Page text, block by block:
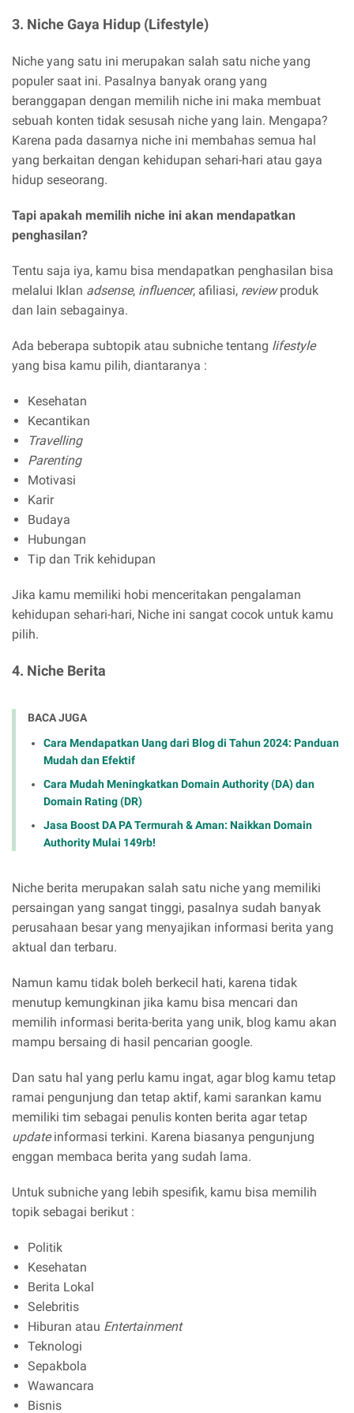
3. Niche Gaya Hidup (Lifestyle)
Niche yang satu ini merupakan salah satu niche yang
populer saat ini. Pasalnya banyak orang yang
beranggapan dengan memilih niche ini maka membuat
sebuah konten tidak sesusah niche yang lain. Mengapa?
Karena pada dasarnya niche ini membahas semua hal
yang berkaitan dengan kehidupan sehari-hari atau gaya
hidup seseorang.
Tapi apakah memilih niche ini akan mendapatkan
penghasilan?
Tentu saja iya, kamu bisa mendapatkan penghasilan bisa
melalui Iklan adsense, influencer, afiliasi, reviewproduk
dan lain sebagainya.
Ada beberapa subtopik atau subniche tentang lifestyle
yang bisa kamu pilih, diantaranya :
Kesehatan
Kecantikan
Travelling
Parenting
Motivasi
Karir
Budaya
Hubungan
Tip dan Trik kehidupan
Jika kamu memiliki hobi menceritakan pengalaman
kehidupan sehari-hari, Niche ini sangat cocok untuk kamu
pilih.
4. Niche Berita
BACA JUGA
Cara Mendapatkan Uang dari Blog di Tahun 2024: Panduan
Mudah dan Efektif
Cara Mudah Meningkatkan Domain Authority (DA) dan
Domain Rating (DR)
Jasa Boost DA PA Termurah & Aman: Naikkan Domain
Authority Mulai 149rb!
Niche berita merupakan salah satu niche yang memiliki
persaingan yang sangat tinggi, pasalnya sudah banyak
perusahaan besar yang menyajikan informasi berita yang
aktual dan terbaru.
Namun kamu tidak boleh berkecil hati, karena tidak
menutup kemungkinan jika kamu bisa mencari dan
memilih informasi berita-berita yang unik, blog kamu akan
mampu bersaing di hasil pencarian google.
Dan satu hal yang perlu kamu ingat, agar blog kamu tetap
ramai pengunjung dan tetap aktif, kami sarankan kamu
memiliki tim sebagai penulis konten berita agar tetap
updateinformasi terkini. Karena biasanya pengunjung
enggan membaca berita yang sudah lama.
Untuk subniche yang lebih spesifik, kamu bisa memilih
topik sebagai berikut :
Politik
Kesehatan
Berita Lokal
Selebritis
Hiburan atau Entertainment
Teknologi
Sepakbola
Wawancara
Bisnis